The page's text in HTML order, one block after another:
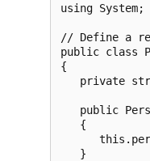
using System;
// Define a
public class
{
private
public
   {
   }